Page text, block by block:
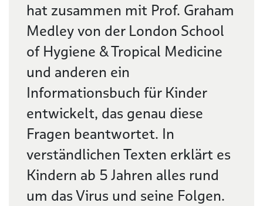
hat zusammen mit Prof. Graham
Medley von der London School
of Hygiene & Tropical Medicine
und anderen ein
Informationsbuch für Kinder
entwickelt, das genau diese
Fragen beantwortet. In
verständlichen Texten erklärt es
Kindern ab 5 Jahren alles rund
um das Virus und seine Folgen.